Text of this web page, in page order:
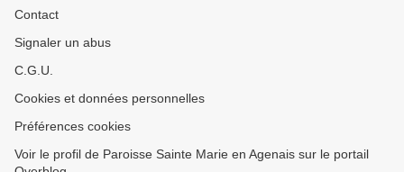
Contact
Signaler un abus
C.G.U.
Cookies et données personnelles
Préférences cookies
Voir le profil de Paroisse Sainte Marie en Agenais sur le portail